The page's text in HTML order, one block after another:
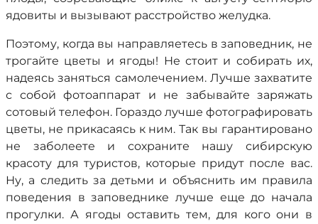
ядовиты и вызывают расстройство желудка.
Поэтому, когда вы направляетесь в заповедник, не
трогайте цветы и ягоды! Не стоит и собирать их,
надеясь заняться самолечением. Лучше захватите
с собой фотоаппарат и не забывайте заряжать
сотовый телефон. Гораздо лучше фотографировать
цветы, не прикасаясь к ним. Так вы гарантировано
не заболеете и сохраните нашу сибирскую
красоту для туристов, которые придут после вас.
Ну, а следить за детьми и объяснить им правила
поведения в заповеднике лучше еще до начала
прогулки. А ягоды оставить тем, для кого они в